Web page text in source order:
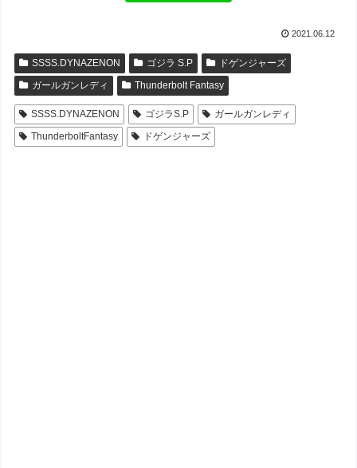
2021.06.12
SSSS.DYNAZENON ゴジラ S.P
ドゲンジャーズ
ガールガンレディ
Thunderbolt Fantasy
SSSS.DYNAZENON ゴジラS.P
ガールガンレディ
ThunderboltFantasy
ドゲンジャーズ